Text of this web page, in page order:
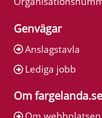
Genvägar
Anslagstavla
Lediga jobb
Om fargelanda.se